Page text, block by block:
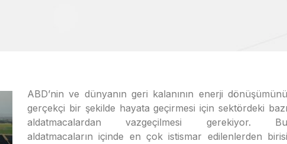
ABD’nin ve dünyanın geri kalanının enerji dönüşümünü
gerçekçi bir şekilde hayata geçirmesi için sektördeki bazı
aldatmacalardan vazgeçilmesi gerekiyor. Bu
aldatmacaların içinde en çok istismar edilenlerden birisi